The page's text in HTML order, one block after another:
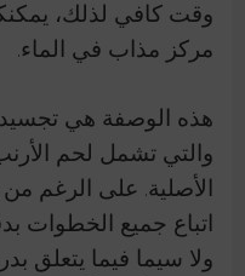
وقت كافي لذلك،
مركز مذاب في الماء.
هذه الوصفة هي تجسيد
والتي تشمل لحم
الأصلية. على الرغم
اتباع جميع الخطوات
ولا سيما فيما يتعلق